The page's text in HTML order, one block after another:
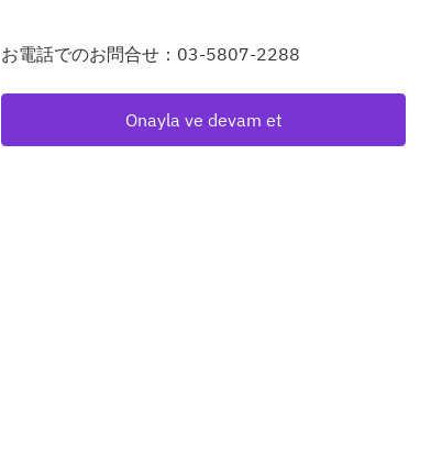
お電話でのお問合せ：03-5807-2288
Onayla ve devam et